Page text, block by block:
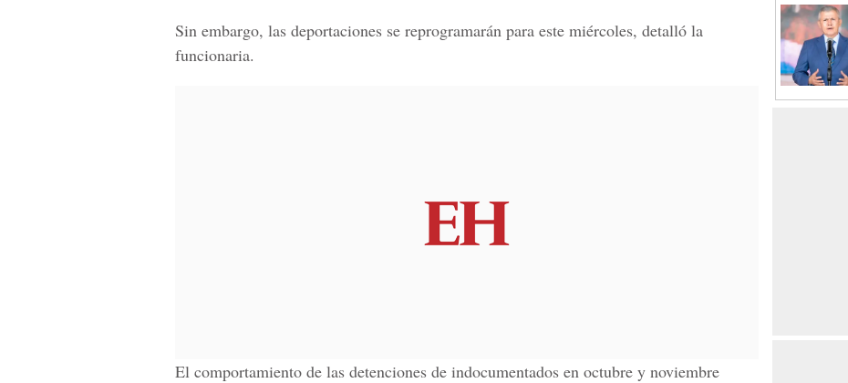
Sin embargo, las deportaciones se reprogramarán para este miércoles, detalló la
funcionaria.
El comportamiento de las detenciones de indocumentados en octubre y noviembre